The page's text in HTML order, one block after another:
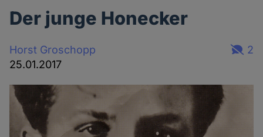
Der junge Honecker
Horst Groschopp
25.01.2017
2